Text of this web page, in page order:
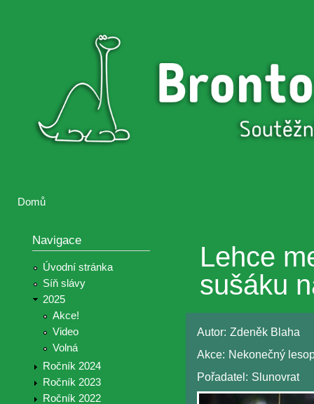
Brontosaurus
Brontosaurus
Domů
Navigace
Úvodní stránka
Síň slávy
2025
Akce!
Video
Volná
Ročník 2024
Ročník 2023
Ročník 2022
Lehce
sušáku
Autor: Zdeněk Blaha
Akce: Nekonečný
Pořadatel: Slunovrat